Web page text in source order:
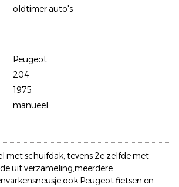
oldtimer auto's
Peugeot
204
1975
manueel
met schuifdak, tevens 2e zelfde met
uit verzameling,meerdere
Peugeot fietsen en